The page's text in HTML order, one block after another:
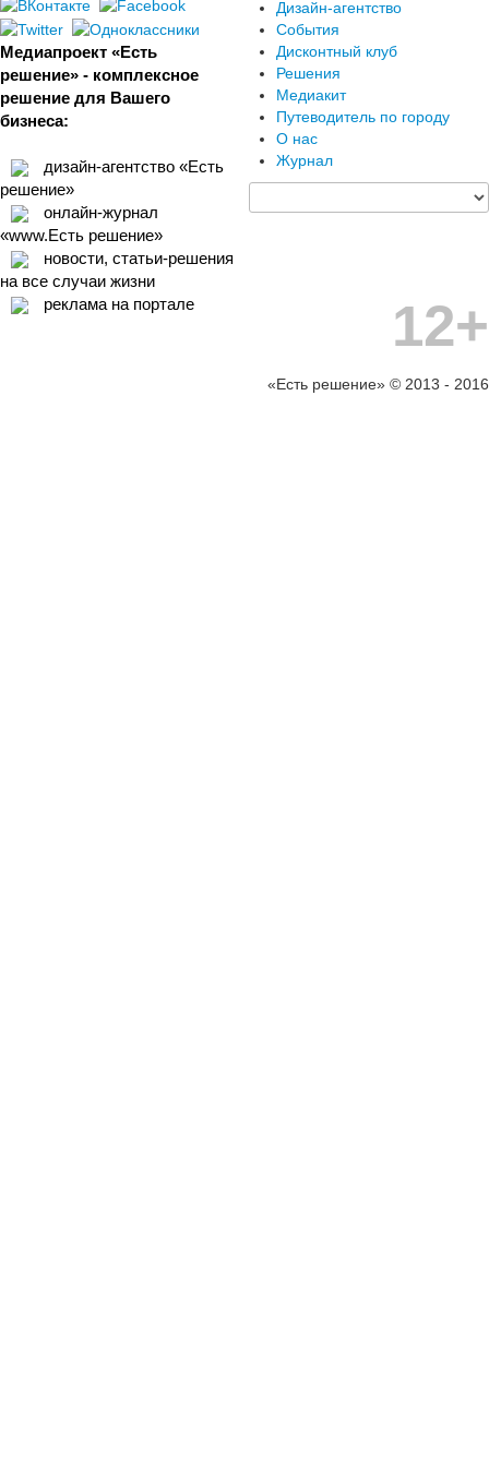
Медиапроект «Есть
решение» - комплексное
решение для Вашего
бизнеса:
дизайн-агентство «Есть
решение»
онлайн-журнал
«www.Есть решение»
новости, статьи-решения
на все случаи жизни
реклама на портале
Дизайн-агентство
События
Дисконтный клуб
Решения
Медиакит
Путеводитель по городу
О нас
Журнал
12+
«Есть решение» © 2013 - 2016